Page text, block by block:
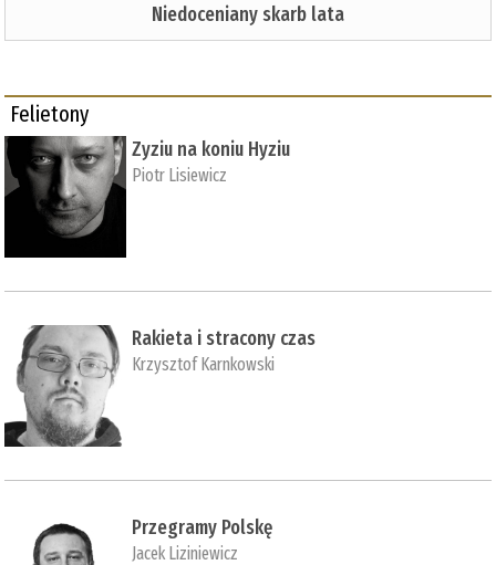
Niedoceniany skarb lata
Felietony
Zyziu na koniu Hyziu
Piotr Lisiewicz
Rakieta i stracony czas
Krzysztof Karnkowski
Przegramy Polskę
Jacek Liziniewicz